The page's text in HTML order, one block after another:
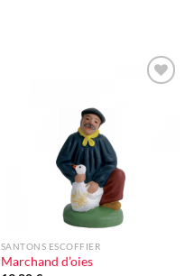
SANTONS ESCOFFIER
Marchand d’oies